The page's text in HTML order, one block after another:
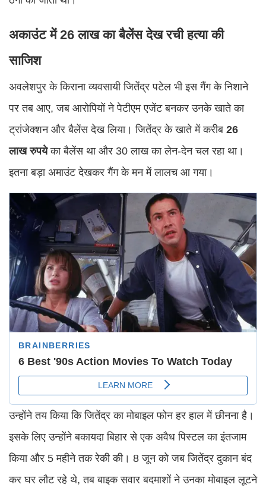
अकाउंट में 26 लाख का बैलेंस देख रची हत्या की
साजिश
अवलेशपुर के किराना व्यवसायी जितेंद्र पटेल भी इस गैंग के निशाने
पर तब आए, जब आरोपियों ने पेटीएम एजेंट बनकर उनके खाते का
ट्रांजेक्शन और बैलेंस देख लिया। जितेंद्र के खाते में करीब 26
लाख रुपयेका बैलेंस था और 30 लाख का लेन-देन चल रहा था।
इतना बड़ा अमाउंट देखकर गैंग के मन में लालच आ गया।
उन्होंने तय किया कि जितेंद्र का मोबाइल फोन हर हाल में छीनना है।
इसके लिए उन्होंने बकायदा बिहार से एक अवैध पिस्टल का इंतजाम
किया और 5 महीने तक रेकी की। 8 जून को जब जितेंद्र दुकान बंद
कर घर लौट रहे थे, तब बाइक सवार बदमाशों ने उनका मोबाइल लूटने